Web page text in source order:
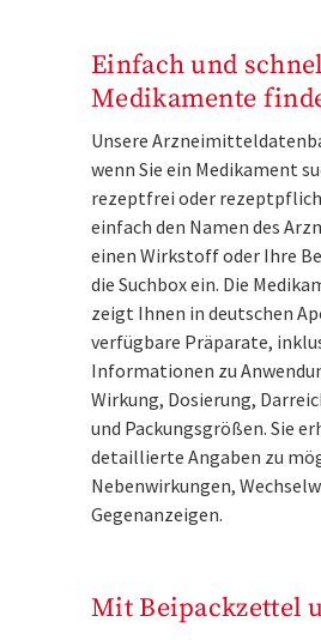
Einfach und
Medikamente
Unsere
wenn Sie ein Medikament
rezeptfrei oder
einfach den Namen des
einen Wirkstoff oder Ihre
die Suchbox ein. Die
zeigt Ihnen in deutschen
verfügbare Präparate,
Informationen zu
Wirkung, Dosierung,
und Packungsgrößen. Sie
detaillierte Angaben zu
Nebenwirkungen,
Gegenanzeigen.
Mit Beipackzettel